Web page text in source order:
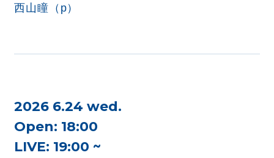
西山瞳（p）
2026 6.24 wed.
Open: 18:00
LIVE: 19:00 ~